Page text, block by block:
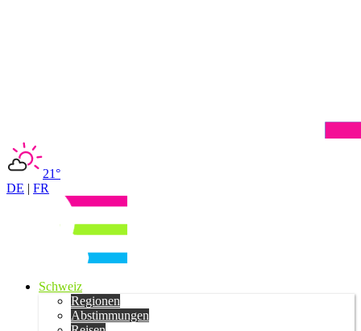
21°
DE | FR
Schweiz
Regionen
Abstimmungen